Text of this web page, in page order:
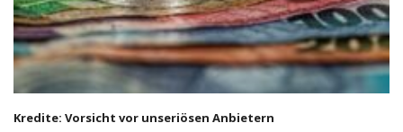
Kredite: Vorsicht vor unseriösen Anbietern